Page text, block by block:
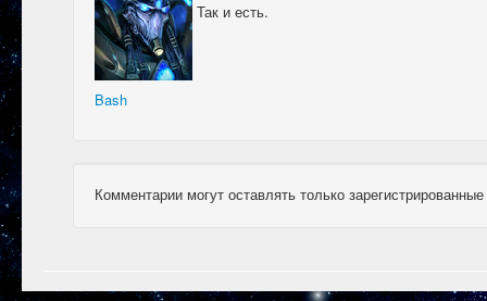
Bash
Так и есть.
Комментарии могут оставлять только